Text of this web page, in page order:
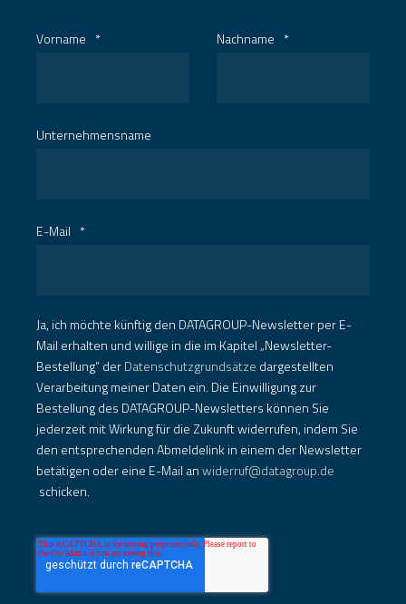
Vorname * Nachname *
Unternehmensname
E-Mail *
Ja, ich möchte künftig den DATAGROUP-Newsletter per E-
Mail erhalten und willige in die im Kapitel „Newsletter-
Bestellung“ derDatenschutzgrundsätze dargestellten
Verarbeitung meiner Daten ein. Die Einwilligung zur
Bestellung des DATAGROUP-Newsletters können Sie
jederzeit mit Wirkung für die Zukunft widerrufen, indem Sie
den entsprechenden Abmeldelink in einem der Newsletter
betätigen oder eine E-Mail anwiderruf@datagroup.de
schicken.